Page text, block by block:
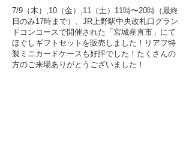
7/9（木）,10（金）,11（土）11時〜20時（最終
日のみ17時まで）、JR上野駅中央改札口グラン
ドコンコースで開催された「宮城産直市」にて
ほぐしギフトセットを販売しました！リアフ特
製ミニカードケースも好評でした！たくさんの
方のご来場ありがとうございました！